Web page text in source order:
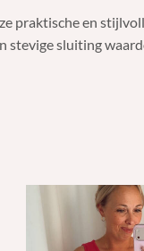
praktische en
stevige sluiting